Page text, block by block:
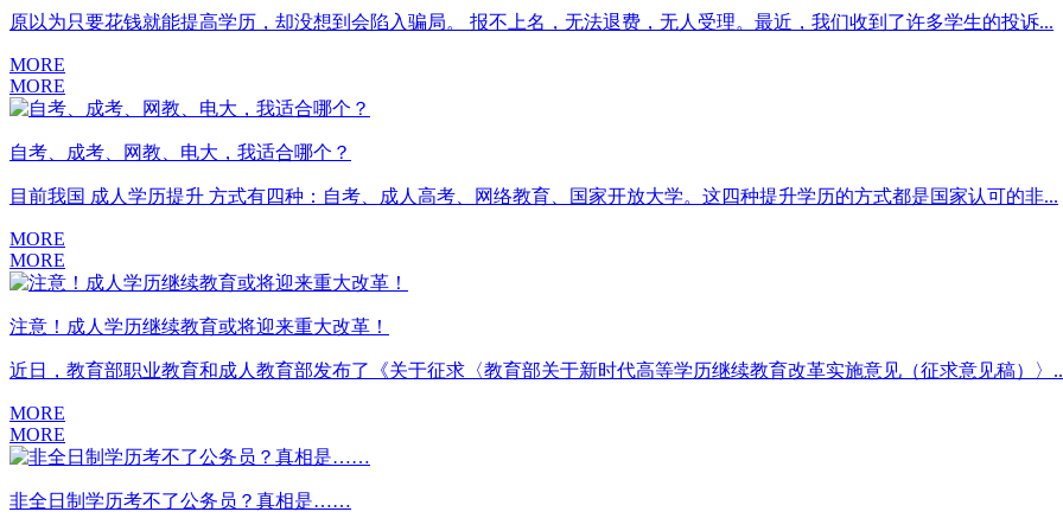
原以为只要花钱就能提高学历，却没想到会陷入骗局。 报不上名，无法退费，无人受理。最近，我们收到了许多学生的投诉...
MORE
MORE
自考、成考、网教、电大，我适合哪个？
目前我国 成人学历提升 方式有四种：自考、成人高考、网络教育、国家开放大学。这四种提升学历的方式都是国家认可的非...
MORE
MORE
注意！成人学历继续教育或将迎来重大改革！
近日，教育部职业教育和成人教育部发布了《关于征求〈教育部关于新时代高等学历继续教育改革实施意见（征求意见稿）〉
MORE
MORE
非全日制学历考不了公务员？真相是……